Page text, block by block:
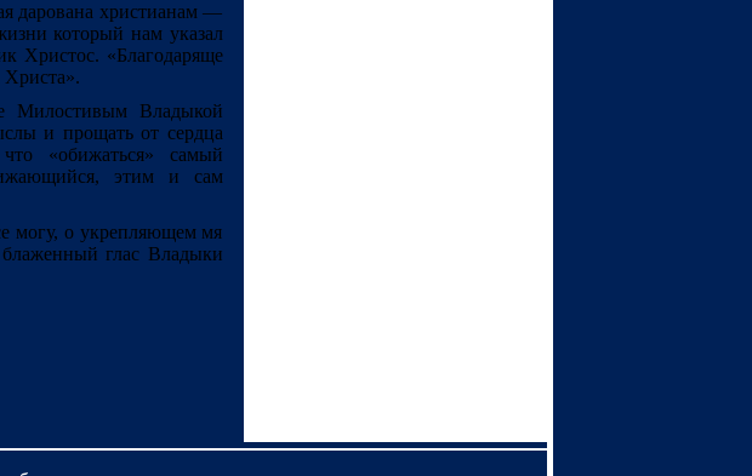
дарована христианам —
который нам указал
Христос. «Благодаряще
Христа».
Милостивым Владыкой
и прощать от сердца
«обижаться» самый
этим и сам
могу, о укрепляющем мя
глас Владыки